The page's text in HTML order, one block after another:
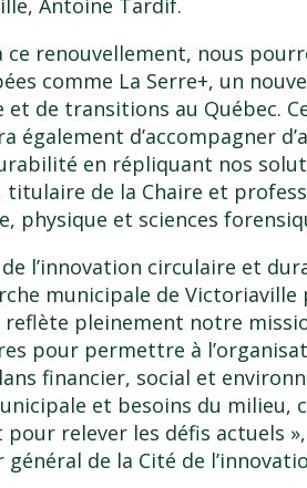
ce renouvellement, nous
comme La Serre+, un
et de transitions au Québec.
également d’accompagner
en répliquant nos
titulaire de la Chaire et
physique et sciences
de l’innovation circulaire et
municipale de
pleinement notre
pour permettre à
financier, social et
et besoins du milieu,
relever les défis actuels
de la Cité de